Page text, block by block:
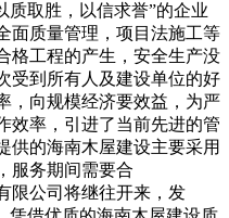
质取胜，以信求誉”的企业
面质量管理，项目法施工等
格工程的产生，安全生产没
受到所有人及建设单位的好
规模经济要效益，为严
效率，引进了当前先进的管
供的海南木屋建设主要采用
服务期间需要合
司将继往开来，发